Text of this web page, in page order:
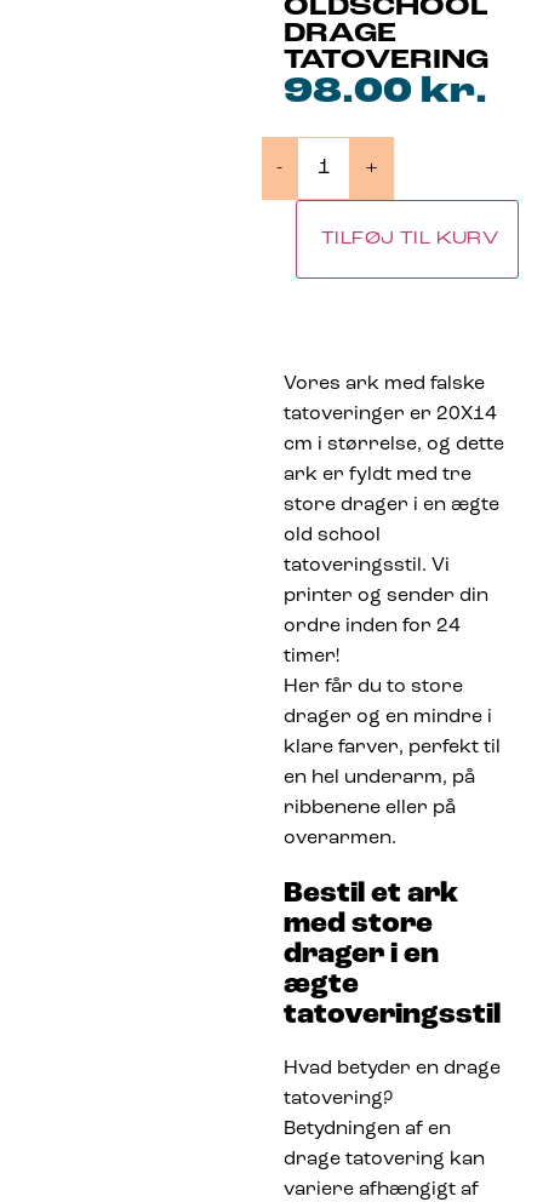
OLDSCHOOL
DRAGE
TATOVERING
98.00 kr.
- +
TILFØJ TIL KURV
Vores ark med falske
tatoveringer er 20X14
cm i størrelse, og dette
ark er fyldt med tre
store drager i en ægte
old school
tatoveringsstil. Vi
printer og sender din
ordre inden for 24
timer!
Her får du to store
drager og en mindre i
klare farver, perfekt til
en hel underarm, på
ribbenene eller på
overarmen.
Bestil et ark
med store
drager i en
ægte
tatoveringsstil
Hvad betyder en drage
tatovering?
Betydningen af en
drage tatovering kan
variere afhængigt af